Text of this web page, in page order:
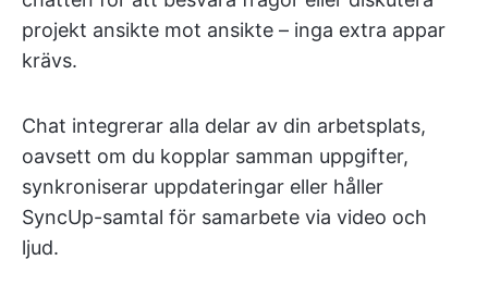
projekt ansikte mot ansikte – inga extra appar
krävs.
Chat integrerar alla delar av din arbetsplats,
oavsett om du kopplar samman uppgifter,
synkroniserar uppdateringar eller håller
SyncUp-samtal för samarbete via video och
ljud.